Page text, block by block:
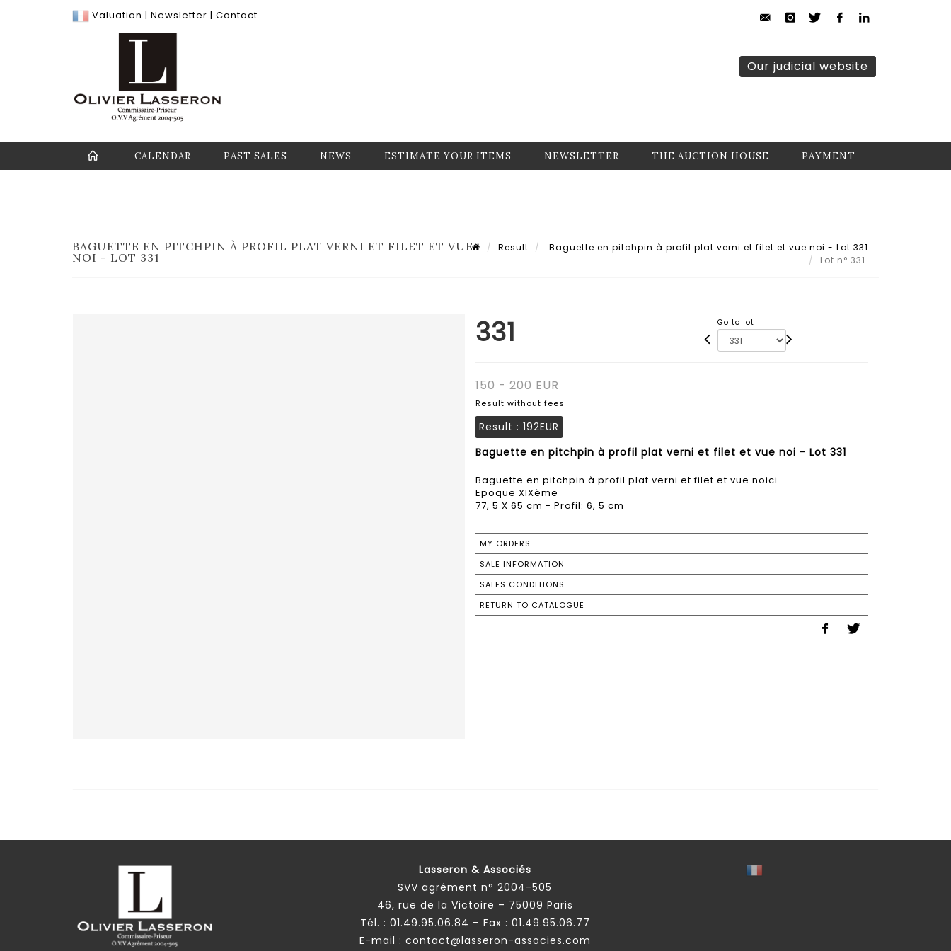
Valuation | Newsletter | Contact
Our judicial website
CALENDAR PAST SALES NEWS ESTIMATE YOUR ITEMS NEWSLETTER THE AUCTION HOUSE PAYMENT
BAGUETTE EN PITCHPIN À PROFIL PLAT VERNI ET FILET ET VUE
NOI - LOT 331
Result
Baguette en pitchpin à profil plat verni et filet et vue noi - Lot 331
Lot n° 331
331 Go to lot
150 - 200 EUR
Result without fees
Result : 192EUR
Baguette en pitchpin à profil plat verni et filet et vue noi - Lot 331
Baguette en pitchpin à profil plat verni et filet et vue noici.
Epoque XIXème
77, 5 X 65 cm - Profil: 6, 5 cm
MY ORDERS
SALE INFORMATION
SALES CONDITIONS
RETURN TO CATALOGUE
Lasseron & Associés
SVV agrément n° 2004-505
46, rue de la Victoire – 75009 Paris
Tél. : 01.49.95.06.84 – Fax : 01.49.95.06.77
E-mail : contact@lasseron-associes.com